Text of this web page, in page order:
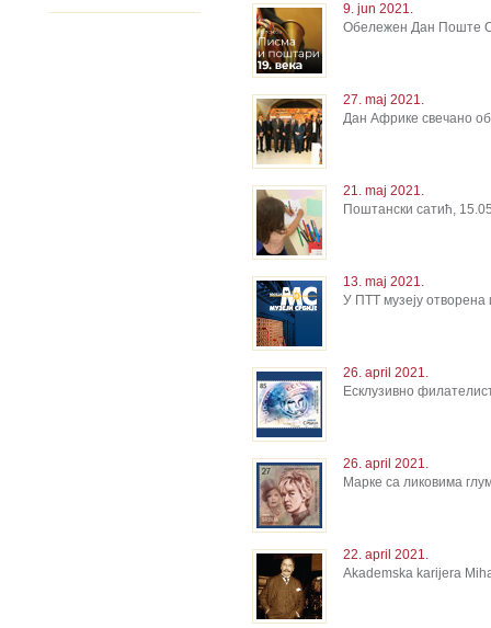
9. jun 2021.
Обележен Дан Поште
27. maj 2021.
Дан Африке свечано
21. maj 2021.
Поштански сатић,
13. maj 2021.
У ПТТ музеју отворена
26. april 2021.
Есклузивно
26. april 2021.
Mарке са ликовима
22. april 2021.
Akademska karijera